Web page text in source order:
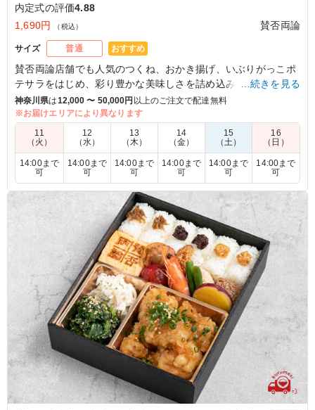
内定式の評価4.88
1,690円
（税込） 賛否両論
サイズ 普通 おすすめ
賛否両論店舗でも人気のつくね、おかき揚げ、いぶりがっこポ
テサラをはじめ、彩り豊かな美味しさを詰め込みました。
賛否両論の店舗で、お刺身に合わせて提供している「変わり醤
油」を焼き魚に合う「ソース」にアレンジ。
焼き茄子の香ばしさが西京焼きとマッチして、くせになる美味
しさです。
5.0 株式会社共同テレビジョン
肉だけ注文するわけにもいかない中、おいしそうな魚の種
類があるのも大変選ぶ側としてはありがたいなと思い注文
しています。ご飯も全てに味がありますし、コスパも抜群
ご利用シーン：懇親会›内定式
東京都中央区築地2023/10/10
…続きを見る
神奈川県は12,000 〜 50,000円 以上のご注文で配達無料
※お届けエリアにより異なります
11
（火）
12
（水）
13
（木）
14
（金）
15
（土）
16
（日）
14:00まで
可
14:00まで
可
14:00まで
可
14:00まで
可
14:00まで
可
14:00まで
可